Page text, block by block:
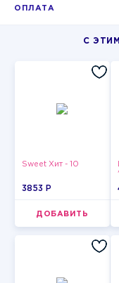
ОПЛАТА
С
Sweet Хит - 10
3853 P
ДОБАВИТЬ